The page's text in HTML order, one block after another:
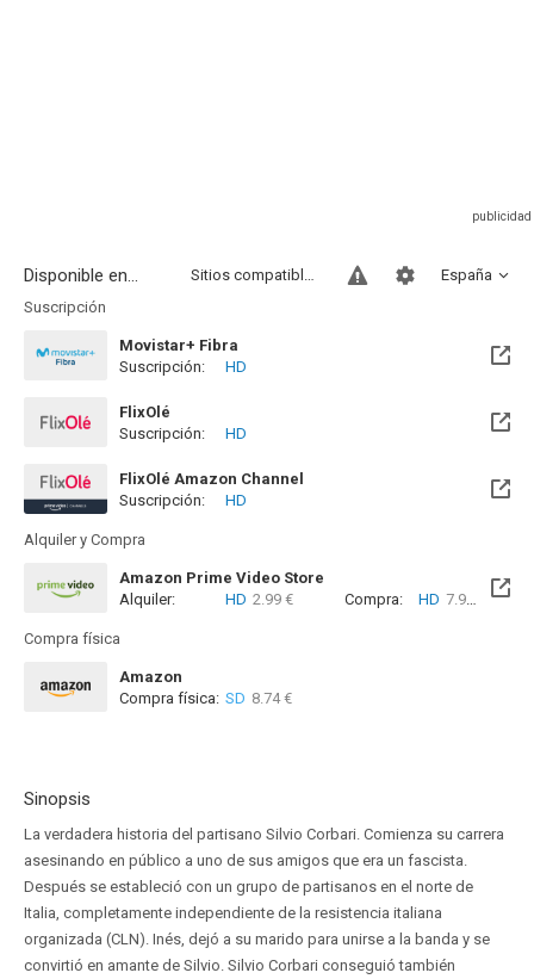
Disponible en... España
Sitios compatibles
Suscripción
Movistar+ Fibra
Disponible hasta el Vie, 01 Ene 2100 (Quedan 73 años)
Suscripción: HD
FlixOlé
Disponible hasta el Dom, 03 Ene 2027 (Quedan 4 meses)
Suscripción: HD
FlixOlé Amazon Channel
Suscripción:
HD
Alquiler y Compra
Amazon Prime Video Store
Alquiler:
HD 2.99 € Compra: HD 7.99 €
Compra física
Amazon
Compra física: SD 8.74 €
Sinopsis
La verdadera historia del partisano Silvio Corbari. Comienza su carrera
asesinando en público a uno de sus amigos que era un fascista.
Después se estableció con un grupo de partisanos en el norte de
Italia, completamente independiente de la resistencia italiana
organizada (CLN). Inés, dejó a su marido para unirse a la banda y se
convirtió en amante de Silvio. Silvio Corbari conseguió también